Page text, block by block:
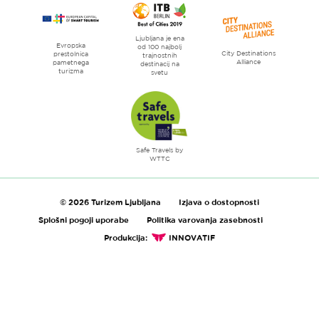
Evropska
prestolnica
pametnega
turizma
Ljubljana je ena
od 100 najbolj
trajnostnih
destinacij na
svetu
City Destinations
Alliance
Safe Travels by
WTTC
© 2026 Turizem Ljubljana
Izjava o dostopnosti
Splošni pogoji uporabe
Politika varovanja zasebnosti
Produkcija:
INNOVATIF